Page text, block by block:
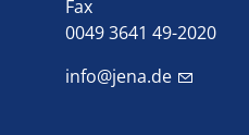
Fax
0049 3641 49-2020
info@jena.de